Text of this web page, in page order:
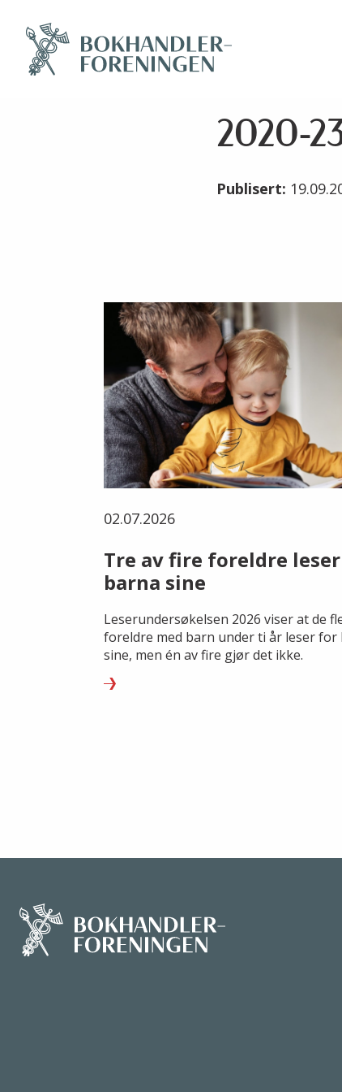
2020-
Publisert:
02.07.2026
Tre av fire foreldre
barna sine
Leserundersøkelsen 2026 viser at de
foreldre med barn under ti år leser for
sine, men én av fire gjør det ikke.